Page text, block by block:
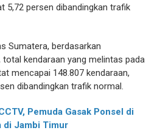
5,72 persen dibandingkan trafik
Sumatera, berdasarkan
kendaraan yang melintas pada
mencapai 148.807 kendaraan,
dibandingkan trafik normal.
Pemuda Gasak Ponsel di
di Jambi Timur